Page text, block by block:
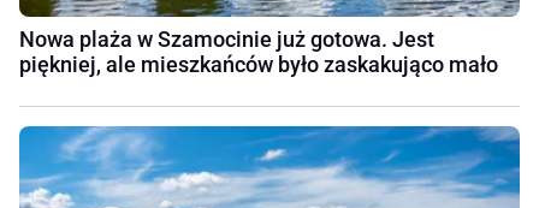
Nowa plaża w Szamocinie już gotowa. Jest
piękniej, ale mieszkańców było zaskakująco mało